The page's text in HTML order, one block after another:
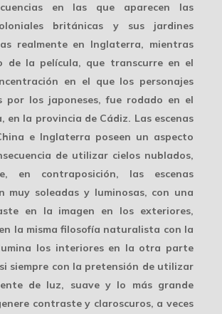
en las que aparecen las
británicas y sus jardines
realmente en Inglaterra, mientras
de la película, que transcurre en el
en el que los personajes
por los japoneses, fue rodado en el
en la provincia de Cádiz. Las escenas
e Inglaterra poseen un aspecto
de utilizar cielos nublados,
en contraposición, las escenas
muy soleadas y luminosas, con una
en la imagen en los exteriores,
la misma filosofía naturalista con la
los interiores en la otra parte
siempre con la pretensión de utilizar
de luz, suave y lo más grande
contraste y claroscuros, a veces